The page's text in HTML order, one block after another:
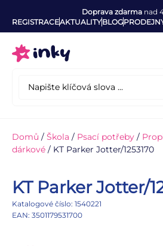
Doprava zdarma nad
REGISTRACEAKTUALITYBLOG
Domů / Škola / Psací potřeby /
dárkové / KT Parker Jotter/1253170
KT Parker Jotter/
Katalogové číslo: 1540221
EAN: 3501179531700